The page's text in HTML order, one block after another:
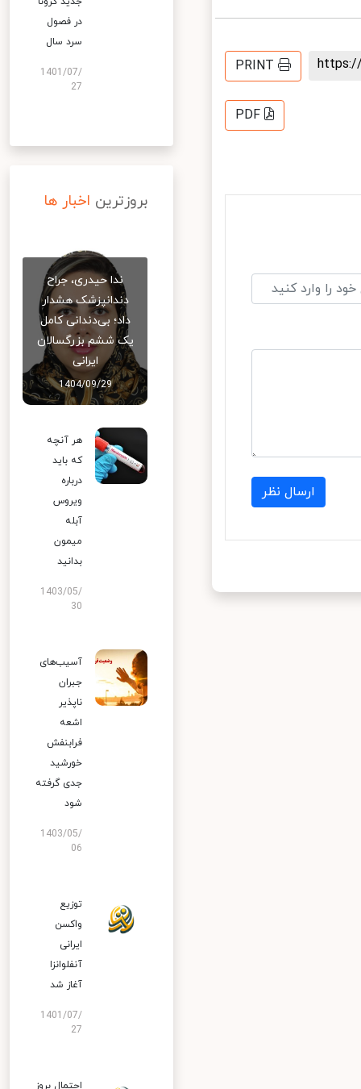
PRINT
PDF
ارسال نظر
در فصول
سرد سال
1401/07/
27
بروزترین اخبار ها
ندا حیدری، جراح
دندانپزشک هشدار
داد؛ بی‌دندانی کامل
یک ششم بزرگسالان
ایرانی
1404/09/29
هر آنچه
که باید
درباره
ویروس
آبله
میمون
بدانید
1403/05/
30
آسیب‌های
جبران
ناپذیر
اشعه
فرابنفش
خورشید
جدی گرفته
شود
1403/05/
06
توزیع
واکسن
ایرانی
آنفلوانزا
آغاز شد
1401/07/
27
احتمال بروز